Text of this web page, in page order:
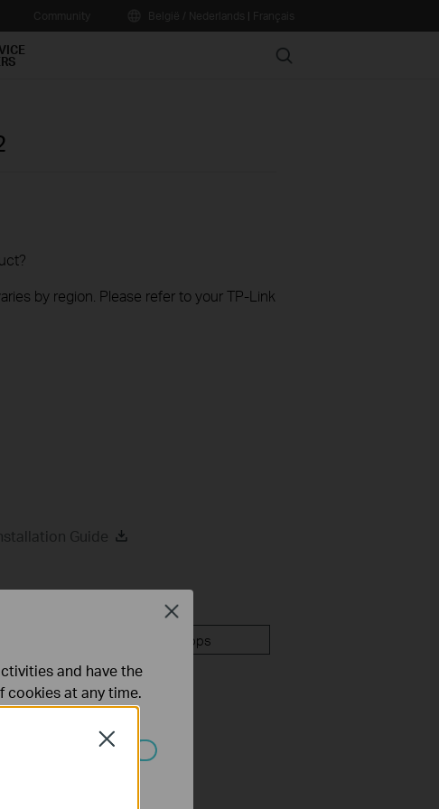
|
Search
by region. Please refer to your TP-Link
Guide
Apps
Close
and have the
cookies at any time.
worden
Close